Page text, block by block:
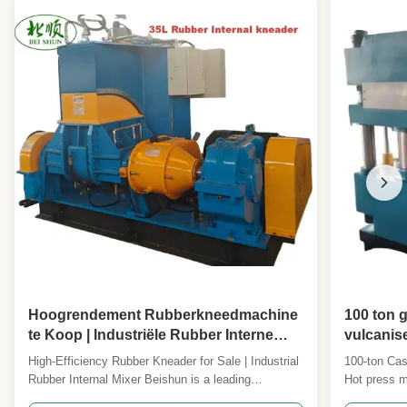
Hoogrendement Rubberkneedmachine
te Koop | Industriële Rubber Interne
Mixer & holtevolume 35L
High-Efficiency Rubber Kneader for Sale | Industrial
Rubber Internal Mixer Beishun is a leading
100 ton
100-ton
Hot press